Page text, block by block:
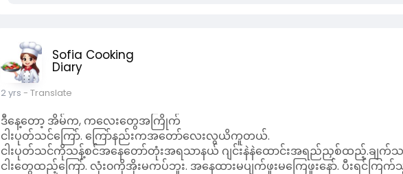
2 yrs- Translate
ဒီနေ့တော့ အိမ်က, ကလေးတွေအကြိုက်
ငါးပုတ်သင်ကြော်. ကြော်နည်းကအတော်လေးလွယိကူတယ်.
ငါးပုတ်သင်ကိုသန့်စင်အနေတော်တုံးအရသာနယ် ဂျင်းနဲနဲထောင်းအရည်ညှစ်ထည့်.ခ
ငါးတွေထည့်ကြော်. လုံး၀ကိုအိုးမကပ်ဘူး. အနေထားမပျက်ဖူးမကြေဖူးနော်. ပီးရင်ကြက်သွ